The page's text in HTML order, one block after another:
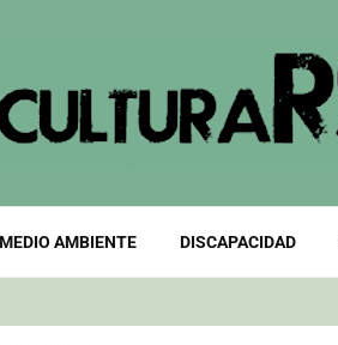
MEDIO AMBIENTE DISCAPACIDAD